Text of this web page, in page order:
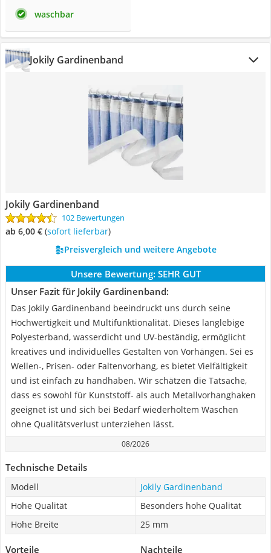
waschbar
Jokily Gardinenband
Jokily Gardinenband
102 Bewertungen
ab 6,00 € ( Sofort lieferbar)
Preisvergleich und weitere Angebote
Unsere Bewertung: SEHR GUT
Unser Fazit für Jokily Gardinenband:
Das Jokily Gardinenband beeindruckt uns durch seine
Hochwertigkeit und Multifunktionalität. Dieses langlebige
Polyesterband, wasserdicht und UV-beständig, ermöglicht
kreatives und individuelles Gestalten von Vorhängen. Sei es
Wellen-, Prisen- oder Faltenvorhang, es bietet Vielfältigkeit
und ist einfach zu handhaben. Wir schätzen die Tatsache,
dass es sowohl für Kunststoff- als auch Metallvorhanghaken
geeignet ist und sich bei Bedarf wiederholtem Waschen
ohne Qualitätsverlust unterziehen lässt.
08/2026
Technische Details
Modell
Jokily Gardinenband
Hohe Qualität
Besonders hohe Qualität
Hohe Breite
25 mm
Vorteile Nachteile